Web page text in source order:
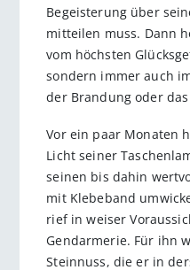
Begeisterung über
mitteilen muss. Dann
vom höchsten
sondern immer auch
der Brandung oder
Vor ein paar Monaten
Licht seiner
seinen bis dahin
mit Klebeband
rief in weiser
Gendarmerie. Für ihn
Steinnuss, die er in